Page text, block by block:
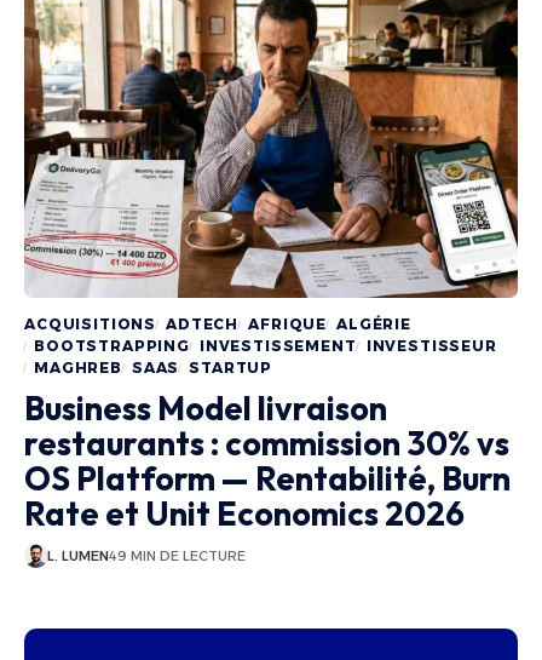
ACQUISITIONS ADTECH AFRIQUE ALGÉRIE
BOOTSTRAPPING
INVESTISSEMENT
INVESTISSEUR
MAGHREB SAAS STARTUP
Business Model livraison
restaurants : commission 30% vs
OS Platform — Rentabilité, Burn
Rate et Unit Economics 2026
L. LUMEN49 MIN DE LECTURE